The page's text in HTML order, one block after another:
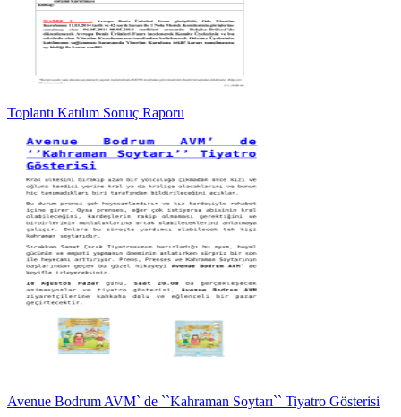
Toplantı Katılım Sonuç Raporu
Avenue Bodrum AVM` de ``Kahraman Soytarı`` Tiyatro Gösterisi